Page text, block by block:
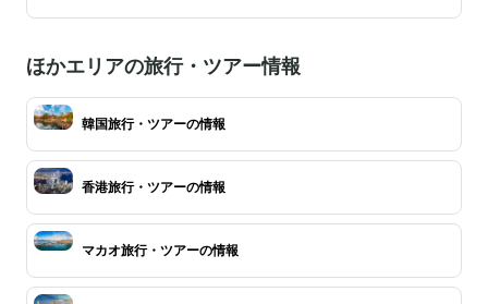
ほかエリアの旅行・ツアー情報
韓国旅行・ツアーの情報
香港旅行・ツアーの情報
マカオ旅行・ツアーの情報